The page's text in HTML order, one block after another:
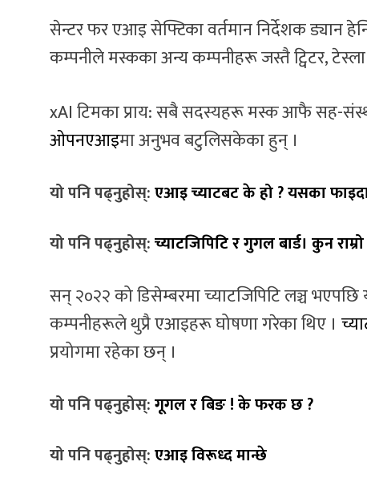
सेन्टर फर एआइ सेफ्टिका वर्तमान निर्देशक ड्यान
कम्पनीले मस्कका अन्य कम्पनीहरू जस्तै ट्विटर,
xAI टिमका प्राय: सबै सदस्यहरू मस्क आफै सह-
ओपनएआइमा अनुभव बटुलिसकेका हुन् ।
यो पनि पढ्नुहोस्:एआइ च्याटबट के हो ? यसका
यो पनि पढ्नुहोस्:च्याटजिपिटि र गुगल बार्ड। कुन
सन् २०२२ को डिसेम्बरमा च्याटजिपिटि लञ्च
कम्पनीहरूले थुप्रै एआइहरू घोषणा गरेका थिए ।
प्रयोगमा रहेका छन् ।
यो पनि पढ्नुहोस्:गूगल र बिङ ! के फरक छ ?
यो पनि पढ्नुहोस्:एआइ विरूध्द मान्छे